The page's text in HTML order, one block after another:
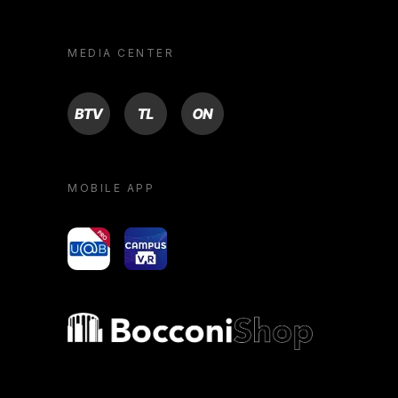
MEDIA CENTER
BTV TL ON
MOBILE APP
yoU@B Campus VR
Bocconi shop